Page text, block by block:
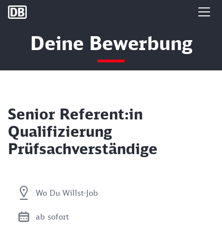
DB Group
Deine Bewerbung
Senior Referent:in
Qualifizierung
Prüfsachverständige
Wo Du Willst-Job
ab sofort